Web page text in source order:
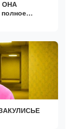
ОНА